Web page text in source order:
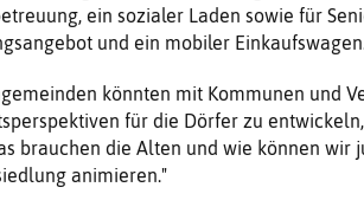
ein sozialer Laden sowie für
und ein mobiler
könnten mit Kommunen und
für die Dörfer zu
brauchen die Alten und wie können wir
animieren."